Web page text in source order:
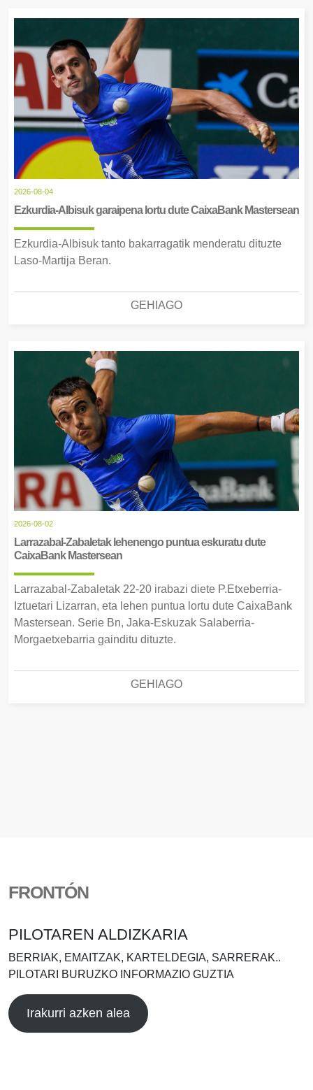
2026-08-04
Ezkurdia-Albisuk garaipena lortu dute CaixaBank Mastersean
Ezkurdia-Albisuk tanto bakarragatik menderatu dituzte
Laso-Martija Beran.
GEHIAGO
2026-08-02
Larrazabal-Zabaletak lehenengo puntua eskuratu dute
CaixaBank Mastersean
Larrazabal-Zabaletak 22-20 irabazi diete P.Etxeberria-
Iztuetari Lizarran, eta lehen puntua lortu dute CaixaBank
Mastersean. Serie Bn, Jaka-Eskuzak Salaberria-
Morgaetxebarria gainditu dituzte.
GEHIAGO
FRONTÓN
PILOTAREN ALDIZKARIA
BERRIAK, EMAITZAK, KARTELDEGIA, SARRERAK..
PILOTARI BURUZKO INFORMAZIO GUZTIA
Irakurri azken alea